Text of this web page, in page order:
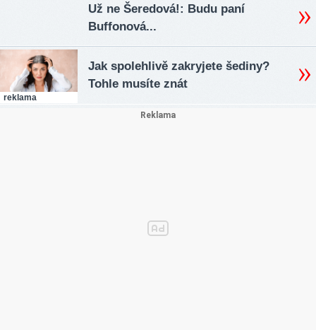
Už ne Šeredová!: Budu paní
Buffonová...
reklama
Jak spolehlivě zakryjete šediny?
Tohle musíte znát